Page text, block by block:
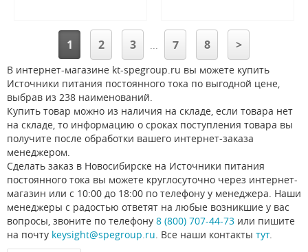
1 2 3 ... 7 8 >
В интернет-магазине kt-spegroup.ru вы можете купить
Источники питания постоянного тока по выгодной цене,
выбрав из 238 наименований.
Купить товар можно из наличия на складе, если товара нет
на складе, то информацию о сроках поступления товара вы
получите после обработки вашего интернет-заказа
менеджером.
Сделать заказ в Новосибирске на Источники питания
постоянного тока вы можете круглосуточно через интернет-
магазин или с 10:00 до 18:00 по телефону у менеджера. Наши
менеджеры с радостью ответят на любые возникшие у вас
вопросы, звоните по телефону 8 (800) 707-44-73 или пишите
на почту keysight@spegroup.ru. Все наши контакты тут.